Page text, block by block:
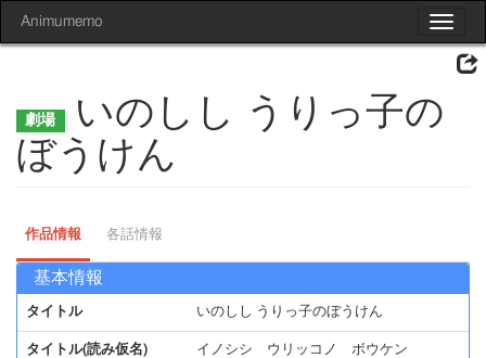
Toggle
Animumemo
いのしし うりっ子の
ぼうけん
作品情報 各話情報
基本情報
タイトル いのしし うりっ子のぼうけん
タイトル(読み仮名) イノシシ ウリッコノ ボウケン